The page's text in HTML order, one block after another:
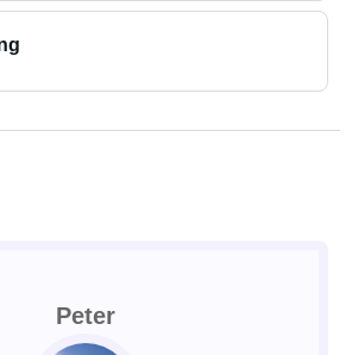
Peter